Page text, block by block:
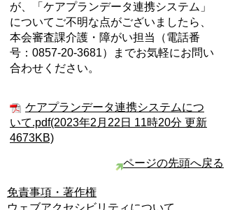
が、「ケアプランデータ連携システム」
についてご不明な点がございましたら、
本会審査課介護・障がい担当（電話番
号：0857-20-3681）までお気軽にお問い
合わせください。
ケアプランデータ連携システムにつ
いて.pdf(2023年2月22日 11時20分 更新
4673KB)
ページの先頭へ戻る
免責事項・著作権
ウェブアクセシビリティについて